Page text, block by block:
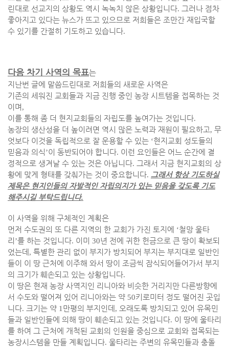
린대로 선교지의 상황도 역시 녹녹치 않은 상황입니다. 그러나 점차
좋아지고 있다는 뉴스가 뜨고 있으므로 저희들은 조만간 재입국할
수 있기를 간절히 기도하고 있습니다.
다음 차기 사역의 목표는
지난번 글에 말씀드린대로 저희들의 새로운 사역은
기존의 세워진 교회들과 지금 진행 중인 농장 시트템을 접목하는 것
이며 ,
이를 통해 좀 더 현지교회들의 자립도를 높여가는 것입니다.
농장의 생산성을 더 높이려면 역시 많은 노력과 재원이 필요하고, 무
엇보다 이것을 독립적으로 잘 운용할 수 있는 ‘현지교회 성도들의
믿음과 의식’이 동반되어야 합니다. 이런 요인들은 어느 순간에 결
정적으로 생겨날 수 있는 것은 아닙니다. 그래서 지금 현지교회의 상
황에 맞게 형태를 갖춰가는 것이 중요합니다. 그래서 항상 기도하실
제목은 현지인들의 자발적인 자립의지가 있는 믿음을 갖도록 기도
해주시길 부탁드립니다.
이 사역을 위해 구체적인 계획은
먼저 수도권의 또 다른 지역의 한 교회가 가진 토지에 ‘철망 울타
리 ’를 하는 것입니다. 이미 30년 전에 귀한 헌금으로 큰 땅이 확보되
었는데 , 특별한 관리 없이 부지가 방치되어 부지는 부지대로 일반인
들이 이 땅 근처에 이주해 와서 땅이 조금씩 잠식되어들어가서 부지
의 크기가 훼손되고 있는 상황입니다.
이 땅은 현재 농장 사역지인 리니아와 비슷한 거리지만 다른방향에
서 수도와 떨어져 있어 리니아와는 약 50키로미터 정도 떨어진 곳입
니다. 크기는 약 1 만평의 부지인데 , 오래도록 방치되고 있어 유목민
들과 일반인들에 의해 땅이 훼손되고 있는 것입니다. 이 땅에 울타리
를 하여 그 근처에 개척된 교회의 인원을 중심으로 교회와 접목되는
농장시스템을 만들 계획입니다. 울타리는 주변의 유목민들과 충돌